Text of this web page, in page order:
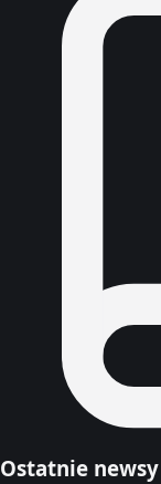
Ostatnie newsy